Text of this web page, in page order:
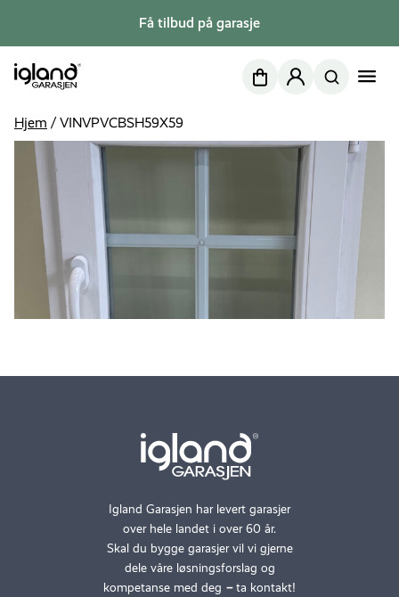
Få tilbud på garasje
NettbutikkMin side
Hjem /VINVPVCBSH59X59
Igland Garasjen har levert garasjer
over hele landet i over 60 år.
Skal du bygge garasjer vil vi gjerne
dele våre løsningsforslag og
kompetanse med deg –ta kontakt!